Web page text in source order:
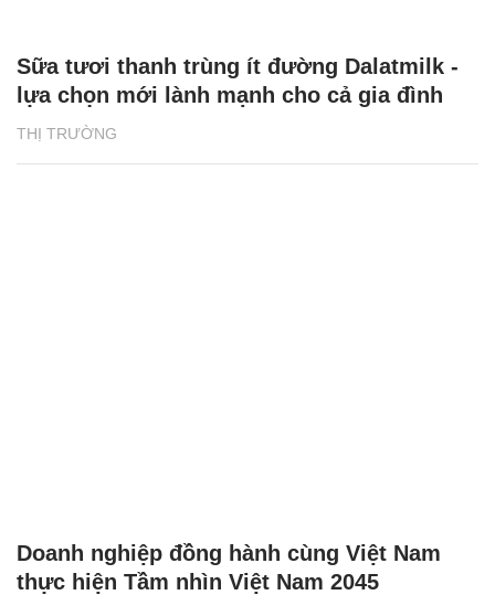
THỊ TRƯỜNG
Người Việt ở Canada thắp lửa cho giấc mơ
ô tô điện
Sữa tươi thanh trùng ít đường Dalatmilk -
lựa chọn mới lành mạnh cho cả gia đình